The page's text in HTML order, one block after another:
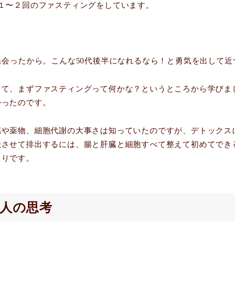
２回のファスティングをしています。
ったから。こんな50代後半になれるなら！と勇気を出して近
、まずファスティングって何かな？というところから学びま
たのです。
薬物、細胞代謝の大事さは知っていたのですが、デトックス
せて排出するには、腸と肝臓と細胞すべて整えて初めてでき
です。
の思考